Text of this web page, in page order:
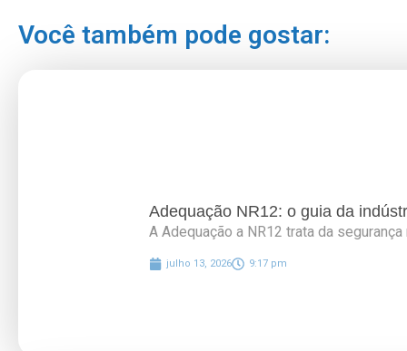
Você também pode gostar:
Adequação NR12: o guia da
A Adequação a NR12 trata da
julho 13, 2026 9:17 pm